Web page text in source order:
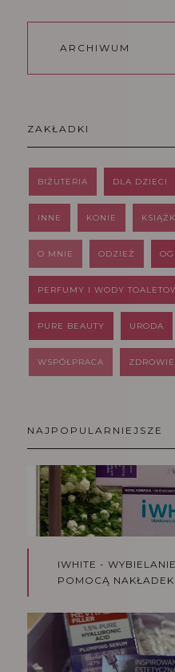
ARCHIWUM
ZAKŁADKI
BIŻUTERIA DLA DZIECI
INNE KONIE
O MNIE ODZIEŻ
PERFUMY I WODY
PURE BEAUTY URODA
WSPÓŁPRACA ZDROWIE
NAJPOPULARNIEJSZE
IWHITE -
POMOCĄ